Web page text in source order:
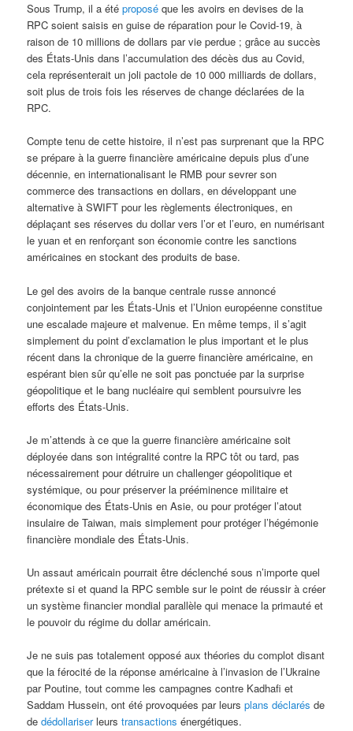
Sous Trump, il a étéproposé que les avoirs en devises de la
RPC soient saisis en guise de réparation pour le Covid-19, à
raison de 10 millions de dollars par vie perdue ; grâce au succès
des États-Unis dans l’accumulation des décès dus au Covid,
cela représenterait un joli pactole de 10 000 milliards de dollars,
soit plus de trois fois les réserves de change déclarées de la
RPC.
Compte tenu de cette histoire, il n’est pas surprenant que la RPC
se prépare à la guerre financière américaine depuis plus d’une
décennie, en internationalisant le RMB pour sevrer son
commerce des transactions en dollars, en développant une
alternative à SWIFT pour les règlements électroniques, en
déplaçant ses réserves du dollar vers l’or et l’euro, en numérisant
le yuan et en renforçant son économie contre les sanctions
américaines en stockant des produits de base.
Le gel des avoirs de la banque centrale russe annoncé
conjointement par les États-Unis et l’Union européenne constitue
une escalade majeure et malvenue. En même temps, il s’agit
simplement du point d’exclamation le plus important et le plus
récent dans la chronique de la guerre financière américaine, en
espérant bien sûr qu’elle ne soit pas ponctuée par la surprise
géopolitique et le bang nucléaire qui semblent poursuivre les
efforts des États-Unis.
Je m’attends à ce que la guerre financière américaine soit
déployée dans son intégralité contre la RPC tôt ou tard, pas
nécessairement pour détruire un challenger géopolitique et
systémique, ou pour préserver la prééminence militaire et
économique des États-Unis en Asie, ou pour protéger l’atout
insulaire de Taiwan, mais simplement pour protéger l’hégémonie
financière mondiale des États-Unis.
Un assaut américain pourrait être déclenché sous n’importe quel
prétexte si et quand la RPC semble sur le point de réussir à créer
un système financier mondial parallèle qui menace la primauté et
le pouvoir du régime du dollar américain.
Je ne suis pas totalement opposé aux théories du complot disant
que la férocité de la réponse américaine à l’invasion de l’Ukraine
par Poutine, tout comme les campagnes contre Kadhafi et
Saddam Hussein, ont été provoquées par leursplans déclarés de
dedédollariserleurstransactions énergétiques.